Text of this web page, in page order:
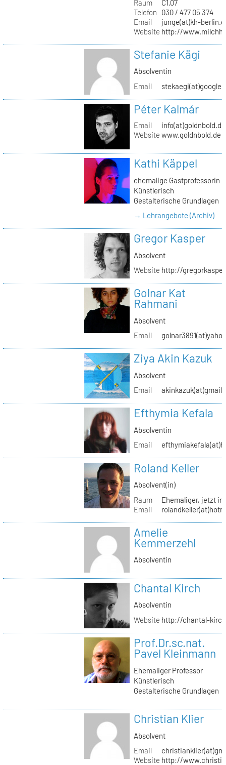
Raum
C1.07
Telefon
030 / 477 05 374
Email
junge(at)kh-
Website http://
Stefanie Kägi
Absolventin
Email
Péter Kalmár
Email
info(at)goldnbold.de
Website www.goldnbold.de
Kathi Käppel
ehemalige Gastprofessorin
Künstlerisch
Gestalterische Grundlagen
→ Lehrangebote (Archiv)
Gregor Kasper
Absolvent
Website http://
Golnar Kat
Rahmani
Absolvent
Email
Ziya Akin Kazuk
Absolvent
Email
Efthymia Kefala
Absolventin
Email
Roland Keller
Absolvent(in)
Raum
Ehemaliger, jetzt in
Email
Amelie
Kemmerzehl
Absolventin
Chantal Kirch
Absolventin
Website http://chantal-
Prof.Dr.sc.nat.
Pavel Kleinmann
Ehemaliger Professor
Künstlerisch
Gestalterische Grundlagen
Christian Klier
Absolvent
Email
Website http://